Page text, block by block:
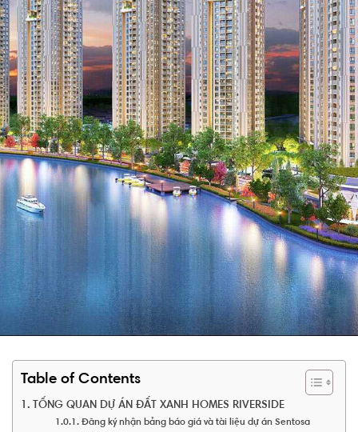
Table of Contents
TỔNG QUAN DỰ ÁN ĐẤT XANH HOMES RIVERSIDE
Đăng ký nhận bảng báo giá và tài liệu dự án Sentosa